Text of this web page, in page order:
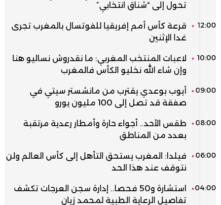
تحول إلى “شناق انتخابي”
12:00
قرعة كأس أمم إفريقيا للفوتسال بالمغرب تجرى
غدا الإثنين
10:00
لاعبات المنتخب المغربي: ما نقدروش نساليو هنا
وإن شاء الله نخليو الكأس فالمغرب
09:00
أيوب بوعدي يقترب من مانشستر سيتي في
صفقة قد تصل إلى 100 مليون يورو
08:00
طقس الأحد.. أجواء حارة وأمطار رعدية مرتقبة
بعدد من المناطق
06:00
فيلدا: المغرب يستحق التأهل إلى كأس العالم ولن
نتوقف عند هذا الحد
04:00
استشارة و50 فحصا.. إدارة سجن العرجات تكشف
تفاصيل الرعاية الطبية لمحمد زيان